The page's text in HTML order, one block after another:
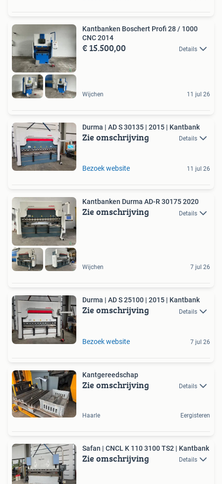
Kantbanken Boschert Profi 28 / 1000
CNC 2014
€ 15.500,00 Details
Wijchen 11 jul 26
Durma | AD S 30135 | 2015 | Kantbank
Zie omschrijving Details
Bezoek website 11 jul 26
Kantbanken Durma AD-R 30175 2020
Zie omschrijving Details
Wijchen 7 jul 26
Durma | AD S 25100 | 2015 | Kantbank
Zie omschrijving Details
Bezoek website 7 jul 26
Kantgereedschap
Zie omschrijving Details
Haarle Eergisteren
Safan | CNCL K 110 3100 TS2 | Kantbank
Zie omschrijving Details